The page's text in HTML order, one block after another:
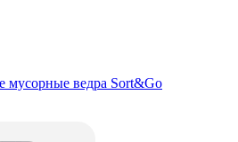
мусорные ведра Sort&Go